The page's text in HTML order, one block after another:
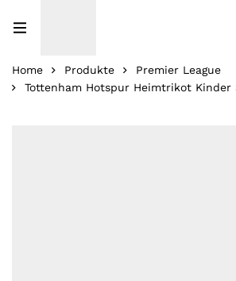
Home Produkte
Premier League
Tottenham Hotspur Heimtrikot Kinder